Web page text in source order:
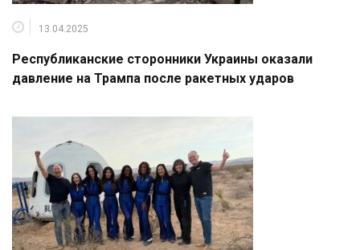
13.04.2025
Республиканские сторонники Украины оказали
давление на Трампа после ракетных ударов